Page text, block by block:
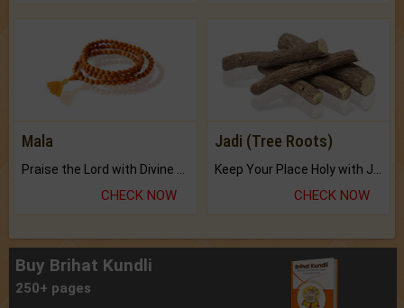
Mala
Praise the Lord with Divine Energies of Mala.
CHECK NOW
Jadi (Tree Roots)
Keep Your Place Holy with Jadi.
CHECK NOW
Buy Brihat Kundli
250+ pages